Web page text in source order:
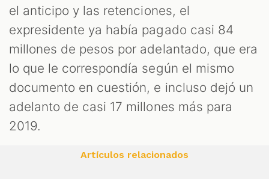
el anticipo y las retenciones, el
expresidente ya había pagado casi 84
millones de pesos por adelantado, que era
lo que le correspondía según el mismo
documento en cuestión, e incluso dejó un
adelanto de casi 17 millones más para
2019.
Artículos relacionados